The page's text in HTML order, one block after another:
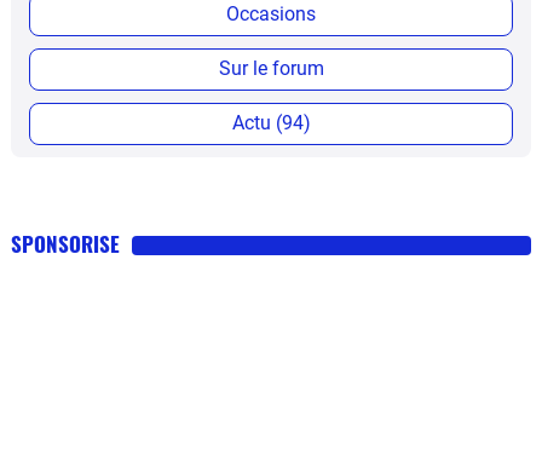
Occasions
Sur le forum
Actu (94)
SPONSORISE